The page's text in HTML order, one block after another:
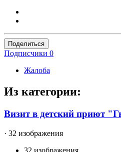
Поделиться
Подписчики 0
Жалоба
Из категории:
Визит в детский приют
· 32 изображения
32 изображения